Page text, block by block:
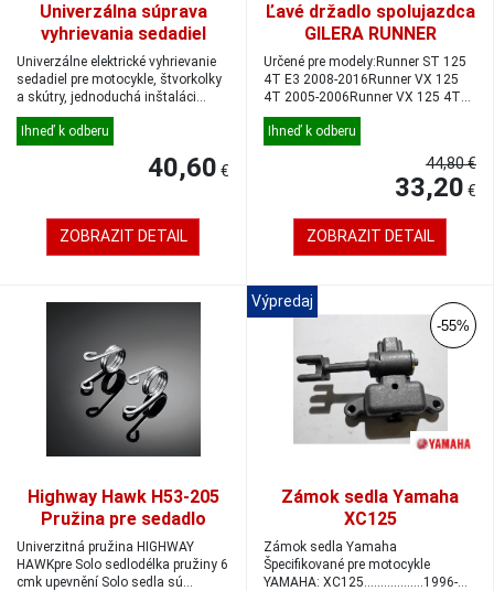
Univerzálna súprava
vyhrievania sedadiel
Shark, 12V/35W,
19,5x39,5cm
Univerzálne elektrické vyhrievanie
sedadiel pre motocykle, štvorkolky
a skútry, jednoduchá inštaláci...
Ihneď k odberu
40,60 €
ZOBRAZIT DETAIL
Ľavé držadlo spolujazdca
GILERA RUNNER
Určené pre modely:Runner ST 125
4T E3 2008-2016Runner VX 125
4T 2005-2006Runner VX 125 4T
E3 2006-20...
Ihneď k odberu
44,80 €
33,20 €
ZOBRAZIT DETAIL
Highway Hawk H53-205
Pružina pre sedadlo
60mm 2ks
Univerzitná pružina HIGHWAY
HAWKpre Solo sedlodélka pružiny 6
cmk upevnění Solo sedla sú
Výpredaj
-55%
Zámok sedla Yamaha
XC125
Zámok sedla Yamaha
Špecifikované pre motocykle
YAMAHA: XC125........……....1996-